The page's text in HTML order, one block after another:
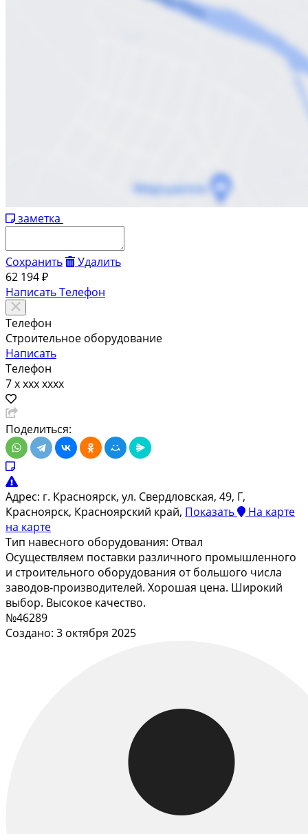
заметка
Сохранить
Удалить
62 194 ₽
НаписатьТелефон
Телефон
Строительное оборудование
Написать
Телефон
7 x xxx xxxx
Поделиться:
Адрес: г. Красноярск, ул. Свердловская, 49, Г,
Красноярск, Красноярский край, Показать
На карте
на карте
Тип навесного оборудования: Отвал
Осуществляем поставки различного промышленного
и строительного оборудования от большого числа
заводов-производителей. Хорошая цена. Широкий
выбор. Высокое качество.
№46289
Создано: 3 октября 2025